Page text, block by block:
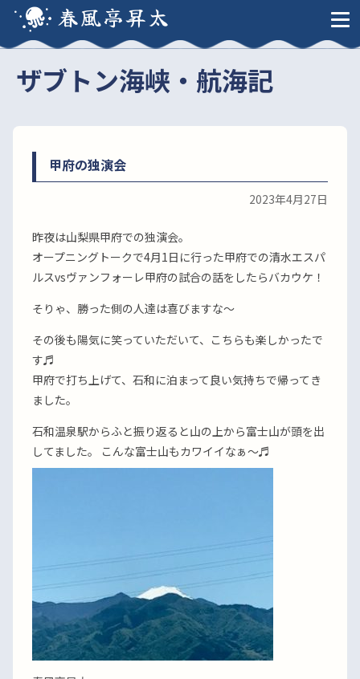
春風亭昇太
ザブトン海峡・航海記
甲府の独演会
2023年4月27日
昨夜は山梨県甲府での独演会。
オープニングトークで4月1日に行った甲府での清水エスパ
ルスvsヴァンフォーレ甲府の試合の話をしたらバカウケ！
そりゃ、勝った側の人達は喜びますな〜
その後も陽気に笑っていただいて、こちらも楽しかったで
す♬
甲府で打ち上げて、石和に泊まって良い気持ちで帰ってき
ました。
石和温泉駅からふと振り返ると山の上から富士山が頭を出
してました。 こんな富士山もカワイイなぁ〜♬